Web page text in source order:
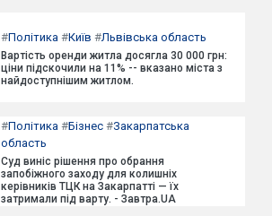
#Політика #Київ #Львівська область
Вартість оренди житла досягла 30 000 грн:
ціни підскочили на 11% -- вказано міста з
найдоступнішим житлом.
#Політика #Бізнес #Закарпатська
область
Суд виніс рішення про обрання
запобіжного заходу для колишніх
керівників ТЦК на Закарпатті — їх
затримали під варту. - Завтра.UA